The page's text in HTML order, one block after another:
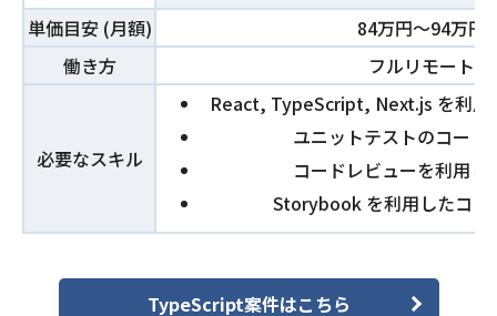
単価目安 (月額)
84万円〜94万円
働き方
フルリモート
必要なスキル
React, TypeScript, Next.js を利用
ユニットテストのコード
コードレビューを利用し
Storybook を利用したコン
TypeScript案件はこちら